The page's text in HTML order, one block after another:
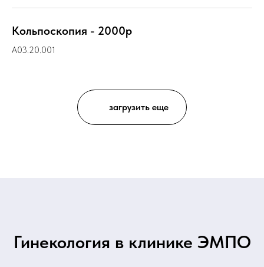
Кольпоскопия - 2000р
A03.20.001
загрузить еще
Гинекология в клинике ЭМПО